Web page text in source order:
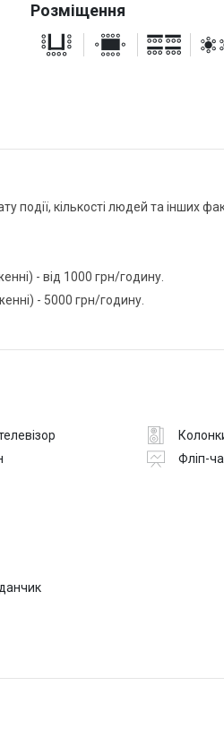
Розміщення
кількості людей та інших
- від 1000 грн/годину.
- 5000 грн/годину.
Фліп-